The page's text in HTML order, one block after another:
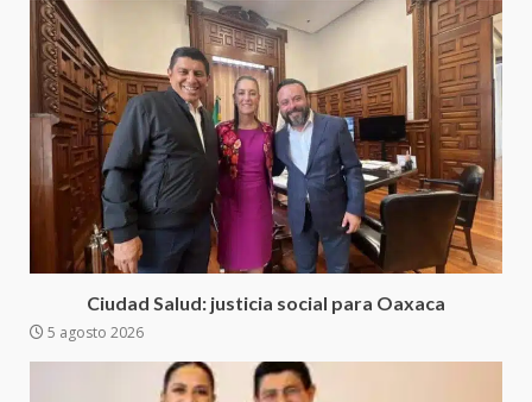
Ciudad Salud: justicia social para Oaxaca
5 agosto 2026
4
Juan Mazatlán
20 julio 2026
5
Sanciona Municipio de Oaxaca
de Juárez caso de maltrato
animal tras denuncia ciudadana
16 julio 2026
Detienen a Ernesto Ruffo en Baja
California; FGR lo investiga por
presuntos delitos de
16 julio 2026